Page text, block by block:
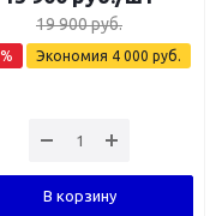
19 900руб.
% Экономия 4 000 руб.
В корзину